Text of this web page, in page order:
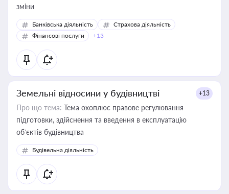
зміни
Банківська діяльність
Страхова діяльність
Фінансові послуги
+13
Земельні відносини у будівництві +13
Про що тема: Тема охоплює правове регулювання
підготовки, здійснення та введення в експлуатацію
об’єктів будівництва
Будівельна діяльність